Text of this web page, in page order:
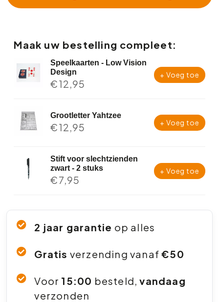
Maak uw bestelling compleet:
Speelkaarten - Low Vision
Design
€12,95
+ Voeg toe
Grootletter Yahtzee
€12,95 + Voeg toe
Stift voor slechtzienden
zwart - 2 stuks
€7,95
+ Voeg toe
2 jaar garantie op alles
Gratis verzending vanaf€50
Voor 15:00 besteld,vandaag
verzonden